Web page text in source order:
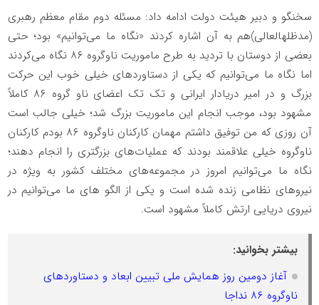
سخنگو و دبیر هیئت دولت ادامه داد: مسئله دوم مقام معظم رهبری
(مدظله‎العالی)هم به آن اشاره کردند «نگاه ما می‌توانیم» بود؛ حتی
بعضی از دوستان با تردید به طرح ماموریت ناوگروه ۸۶ نگاه می‌کردند
اما نگاه ما می‌توانیم که یکی از دستاوردهای خیلی خوب این حرکت
بزرگ و در امیر دریادار ایرانی و تک تک اعضای ناو گروه ۸۶ کاملاً
مشهود بود، موجب انجام این ماموریت بزرگ شد؛ خیلی جالب است
آن روزی که من توفیق داشتم مهمان کارکنان ناوگروه ۸۶ بودم کارکنان
ناوگروه خیلی علاقمند بودند که عملیات‌های بزرگتری را انجام دهند؛
نگاه ما می‌توانیم امروز در مجموعه‌های مختلف کشور به ویژه در
نیروهای نظامی زنده شده است و یکی از الگو های ما می‌توانیم در
نیروی دریایی ارتش کاملاً مشهود است.
بیشتر بخوانید:
آغاز دومین روز همایش ملی تبیین ابعاد و دستاورد‌های
ناوگروه ۸۶ نداجا